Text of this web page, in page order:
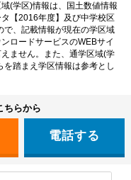
(学区)情報は、国土数値情報
【2016年度】及び中学校区
、記載情報が現在の学区域
ロードサービスのWEBサイ
ません。また、通学区域(学
踏まえ学区情報は参考とし
ちらから
電話する